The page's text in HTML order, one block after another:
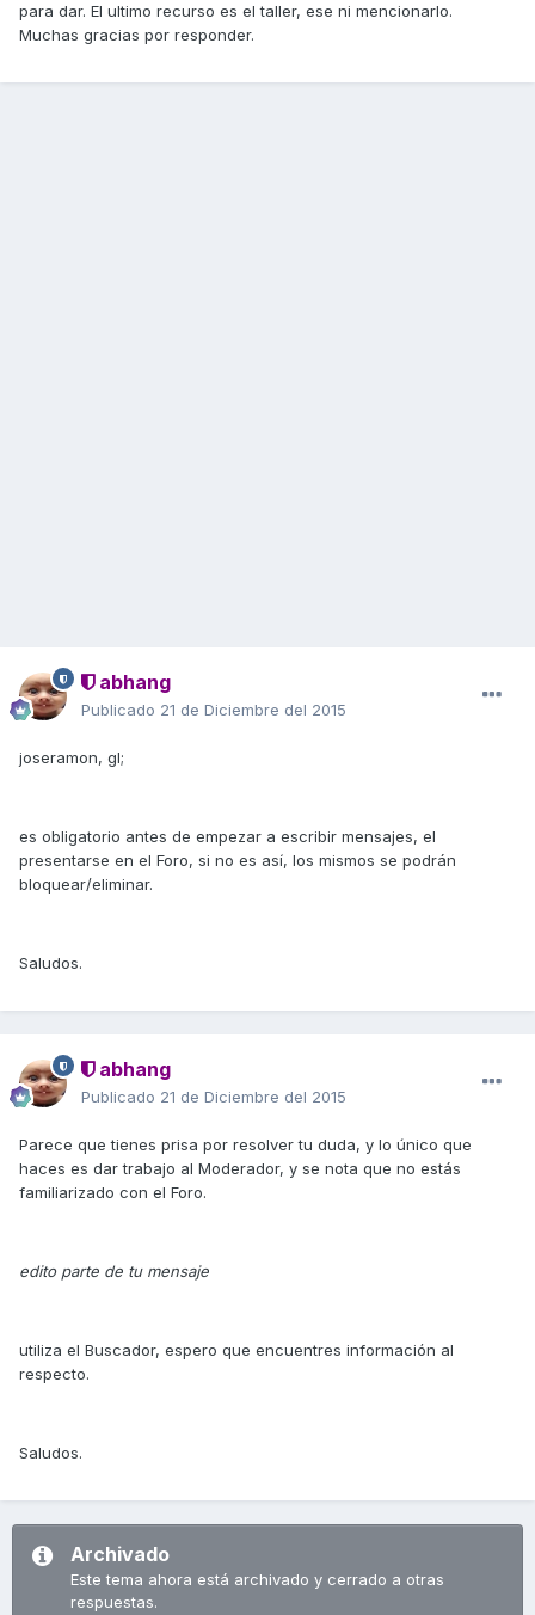
para dar. El ultimo recurso es el taller, ese ni mencionarlo.
Muchas gracias por responder.
abhang
Publicado 21 de Diciembre del 2015
joseramon, gl;
es obligatorio antes de empezar a escribir mensajes, el
presentarse en el Foro, si no es así, los mismos se podrán
bloquear/eliminar.
Saludos.
abhang
Publicado 21 de Diciembre del 2015
Parece que tienes prisa por resolver tu duda, y lo único que
haces es dar trabajo al Moderador, y se nota que no estás
familiarizado con el Foro.
edito parte de tu mensaje
utiliza el Buscador, espero que encuentres información al
respecto.
Saludos.
Archivado
Este tema ahora está archivado y cerrado a otras
respuestas.